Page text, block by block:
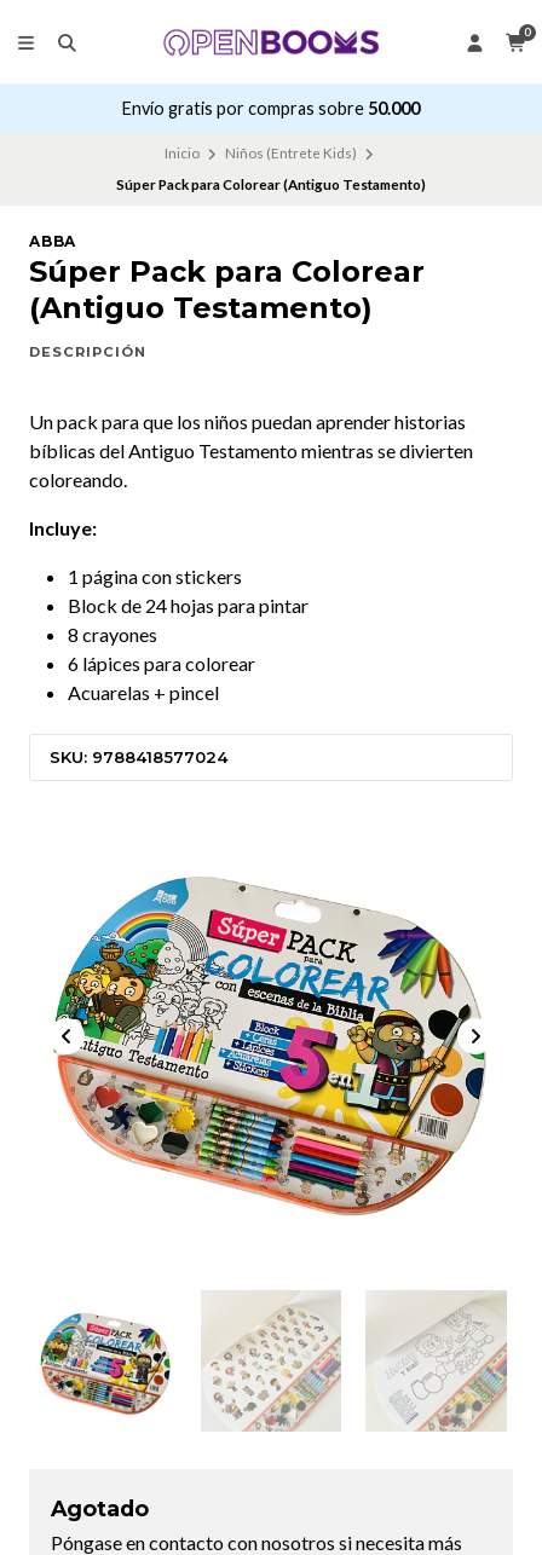
0
Envío gratis por compras sobre 50.000
Inicio
Niños (Entrete Kids)
Súper Pack para Colorear (Antiguo Testamento)
ABBA
Súper Pack para Colorear
(Antiguo Testamento)
DESCRIPCIÓN
Un pack para que los niños puedan aprender historias
bíblicas del Antiguo Testamento mientras se divierten
coloreando.
Incluye:
1 página con stickers
Block de 24 hojas para pintar
8 crayones
6 lápices para colorear
Acuarelas + pincel
SKU: 9788418577024
Agotado
Póngase en contacto con nosotros si necesita más